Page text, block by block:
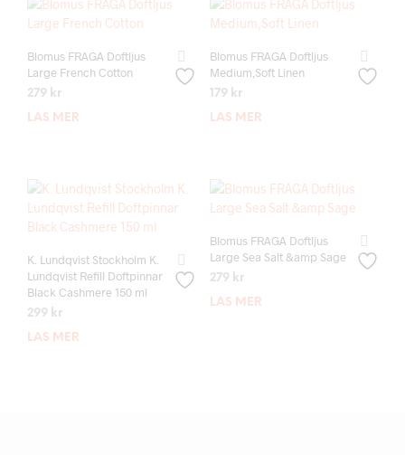
Blomus FRAGA Doftljus
Large French Cotton
279 kr
LÄS MER
Blomus FRAGA Doftljus
Medium,Soft Linen
179 kr
LÄS MER
K. Lundqvist Stockholm K.
Lundqvist Refill Doftpinnar
Black Cashmere 150 ml
299 kr
LÄS MER
Blomus FRAGA Doftljus
Large Sea Salt &amp Sage
279 kr
LÄS MER